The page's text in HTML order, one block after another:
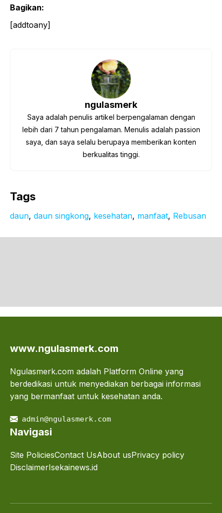
Bagikan:
[addtoany]
ngulasmerk
Saya adalah penulis artikel berpengalaman dengan
lebih dari 7 tahun pengalaman. Menulis adalah passion
saya, dan saya selalu berupaya memberikan konten
berkualitas tinggi.
Tags
daun, daun singkong, kesehatan, manfaat, Rebusan
www.ngulasmerk.com
Ngulasmerk.com adalah Platform Online yang
berdedikasi untuk menyediakan berbagai informasi
yang bermanfaat untuk kesehatan anda.
admin@ngulasmerk.com
Navigasi
Site PoliciesContact UsAbout usPrivacy policy
DisclaimerIsekainews.id